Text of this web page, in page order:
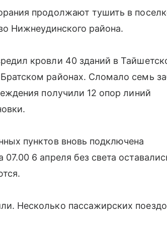
продолжают тушить в
Нижнеудинского района.
кровли 40 зданий в
районах. Сломало семь
получили 12 опор линий
пунктов вновь подключена
6 апреля без света
Несколько пассажирских